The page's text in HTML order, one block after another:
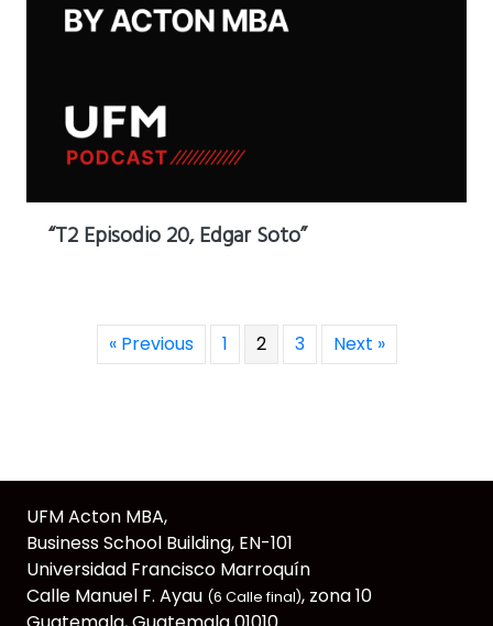
“T2 Episodio 20, Edgar Soto”
« Previous 1 2 3 Next »
UFM Acton MBA,
Business School Building, EN-101
Universidad Francisco Marroquín
Calle Manuel F. Ayau (6 Calle final), zona 10